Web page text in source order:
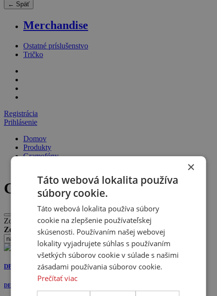
← Späť
Merchandise
Ostatné príslušenstvo
Tričko
Registrácia
Prihlásenie
Domov
Produkty
Gramofóny
Gramofón
Zobrazujeme 1 - 12 produktov z 37
Zoradiť:
DP-29F
DENON
×
Táto webová lokalita používa
súbory cookie.
Táto webová lokalita používa súbory
cookie na zlepšenie používateľskej
skúsenosti. Používaním našej webovej
lokality vyjadrujete súhlas s používaním
všetkých súborov cookie v súlade s našimi
zásadami používania súborov cookie.
Prečítať viac